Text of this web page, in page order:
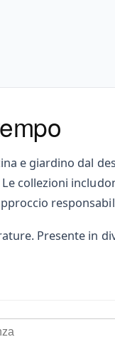
e giardino dal
collezioni
Presente in